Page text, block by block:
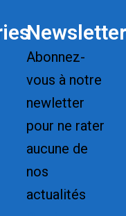
Newsletter
Abonnez-
vous à notre
newletter
pour ne rater
aucune de
nos
actualités